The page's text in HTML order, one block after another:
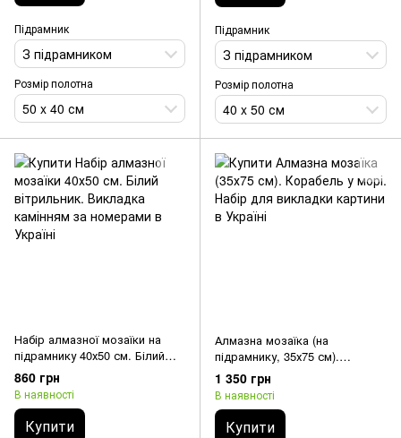
Підрамник
З підрамником
Розмір полотна
50 x 40 см
Підрамник
З підрамником
Розмір полотна
40 x 50 см
Набір алмазної мозаїки на
підрамнику 40х50 см. Білий
вітрильник. Викладка
камінням за номерами
860 грн
В наявності
Купити
Алмазна мозаїка (на
підрамнику, 35х75 см).
Корабель у морі. Набір для
викладки картини
1 350 грн
В наявності
Купити